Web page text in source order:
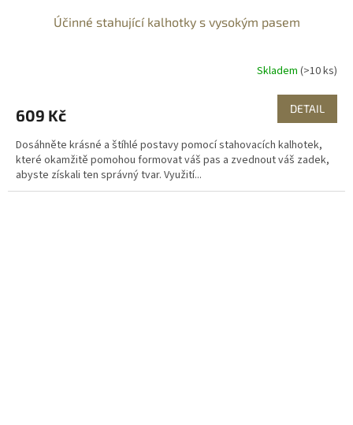
Účinné stahující kalhotky s vysokým pasem
Skladem (>10 ks)
609 Kč DETAIL
Dosáhněte krásné a štíhlé postavy pomocí stahovacích kalhotek,
které okamžitě pomohou formovat váš pas a zvednout váš zadek,
abyste získali ten správný tvar. Využití...